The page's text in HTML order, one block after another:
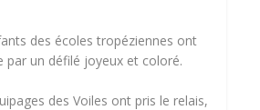
des écoles tropéziennes ont
par un défilé joyeux et coloré.
des Voiles ont pris le relais,